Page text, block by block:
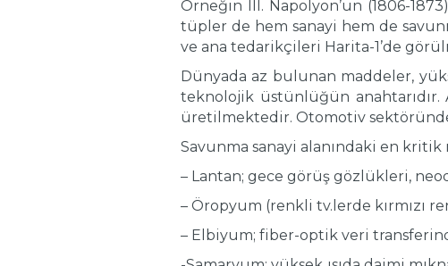
Örneğin III. Napolyon’un (1806-
tüpler de hem sanayi hem de
ve ana tedarikçileri Harita-1’de
Dünyada az bulunan maddeler,
teknolojik üstünlüğün anahtarıdır.
üretilmektedir. Otomotiv
Savunma sanayi alanındaki en kritik
– Lantan; gece görüş gözlükleri,
– Öropyum (renkli tv.lerde kırmızı
– Elbiyum; fiber-optik veri